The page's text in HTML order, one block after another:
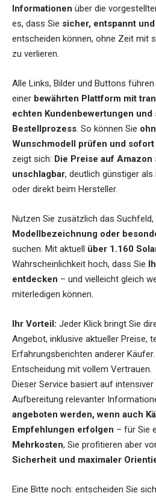
Informationen über die
es, dass Sie sicher, entspannt
entscheiden können, ohne Zeit mit
zu verlieren.
Alle Links, Bilder und Buttons
einer bewährten Plattform mit
echten Kundenbewertungen und
Bestellprozess. So können Sie
Wunschmodell prüfen und
zeigt sich: Die Preise auf Amazon
unschlagbar, deutlich günstiger
oder direkt beim Hersteller.
Nutzen Sie zusätzlich das Suchfeld,
Modellbezeichnung oder
suchen. Mit aktuell über 1.160
Wahrscheinlichkeit hoch, dass Sie
entdecken – und vielleicht gleich
miterledigen können.
Ihr Vorteil: Jeder Klick bringt Sie
Angebot, inklusive aktueller Preise,
Erfahrungsberichten anderer
Entscheidung mit vollem Vertrauen.
Dieser Service basiert auf
Aufbereitung relevanter
angeboten werden, wenn auch
Empfehlungen erfolgen – für Sie
Mehrkosten, Sie profitieren aber
Sicherheit und maximaler
Eine Bitte noch: entscheiden Sie sich